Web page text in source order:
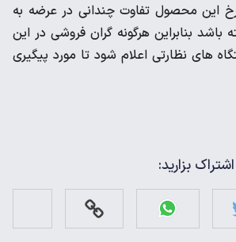
نرخ این محصول تفاوت چندانی در عرضه به
بنابراین هرگونه گران فروشی در این
های نظارتی اعلام شود تا مورد پیگیری
بزارید: